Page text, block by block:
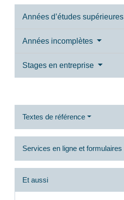
Années d’études supérieures
Années incomplètes
Stages en entreprise
Textes de référence
Services en ligne et formulaires
Et aussi